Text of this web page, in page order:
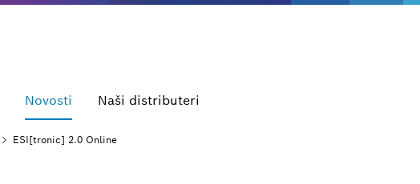
Novosti Naši distributeri
ESI[tronic] 2.0 Online